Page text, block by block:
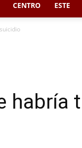
CENTRO ESTE
habría